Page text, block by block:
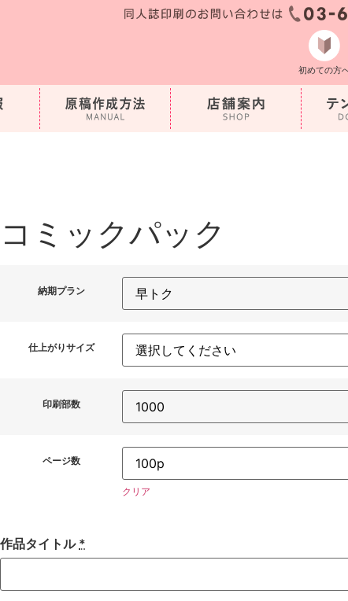
初めての方
コミックパック
納期プラン
仕上がりサイズ
印刷部数
ページ数
クリア
作品タイトル *